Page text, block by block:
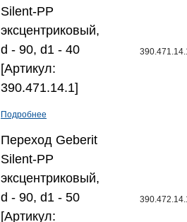
Silent-PP
эксцентриковый,
d - 90, d1 - 40
[Артикул:
390.471.14.1]
Подробнее
Переход Geberit
Silent-PP
эксцентриковый,
d - 90, d1 - 50
[Артикул: